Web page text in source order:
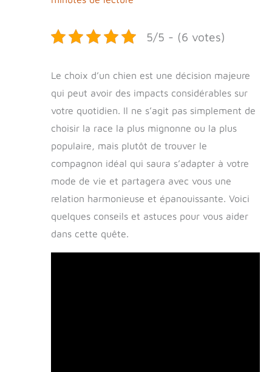
5/5 - (6 votes)
Le choix d’un chien est une décision majeure
qui peut avoir des impacts considérables sur
votre quotidien. Il ne s’agit pas simplement de
choisir la race la plus mignonne ou la plus
populaire, mais plutôt de trouver le
compagnon idéal qui saura s’adapter à votre
mode de vie et partagera avec vous une
relation harmonieuse et épanouissante. Voici
quelques conseils et astuces pour vous aider
dans cette quête.